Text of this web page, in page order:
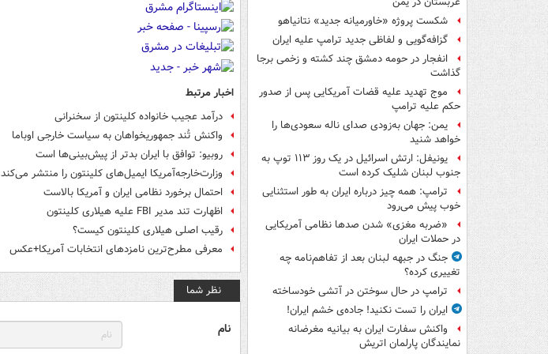
شکست پروژه «خاورمیانه جدید» نتانیاهو
گزافه‌گویی و لفاظی جدید ترامپ علیه ایران
انفجار در حومه دمشق چند کشته و زخمی برجا
گذاشت
موج تهدید علیه قضات آمریکایی پس از صدور
حکم علیه ترامپ
یمن: جهان به‌زودی صدای ناله سعودی‌ها را
خواهد شنید
یونیفل: ارتش اسرائیل در یک روز ۱۱۳ توپ به
جنوب لبنان شلیک کرده است
ترامپ: همه چیز درباره ایران به طور استثنایی
خوب پیش می‌رود
«ضربه مغزی» شدن صدها نظامی آمریکایی
در حملات ایران
جنگ در جبهه لبنان بعد از تفاهم‌نامه چه
تغییری کرده؟
ترامپ در حال سوختن در آتشی خودساخته
ایران را تست نکنید! جاده‌ی خشم ایران!
واکنش سفارت ایران به بیانیه مغرضانه
نمایندگان پارلمان اتریش
اخبار مرتبط
درآمد عجیب خانواده کلینتون از سخنرانی
واکنش تُند جمهوریخواهان به سیاست خارجی اوباما
روبیو: توافق با ایران بد‌تر از پیش‌بینی‌ها است
وزارت‌خارجه‌آمریکا ایمیل‌های کلینتون را منتشر می‌کند
احتمال برخورد نظامی ایران و آمریکا بالاست
اظهارت تند مدیر FBI علیه هیلاری کلینتون
رقیب اصلی هیلاری کلینتون کیست؟
معرفی مطرح‌ترین نامزدهای انتخابات آمریکا+عکس
نظر شما
نام